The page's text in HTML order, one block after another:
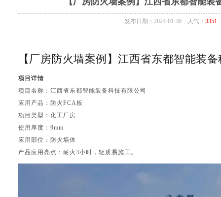
发布日期：2024-01-30 人气： 3351
【厂房防火墙案例】江西省东都智能装
项目详情
项目名称：江西省东都智能装备科技有限公司
应用产品：防火FCA板
项目类型：化工厂房
使用厚度：9mm
应用部位：防火墙体
产品应用亮点：耐火3小时，轻质易施工。